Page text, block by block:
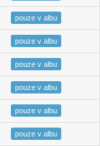
01:37
pouze v albu
02:32
pouze v albu
02:53
pouze v albu
03:46
pouze v albu
00:09
pouze v albu
01:49
pouze v albu